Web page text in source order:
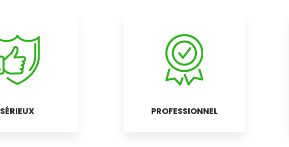
SÉRIEUX PROFESSIONNEL